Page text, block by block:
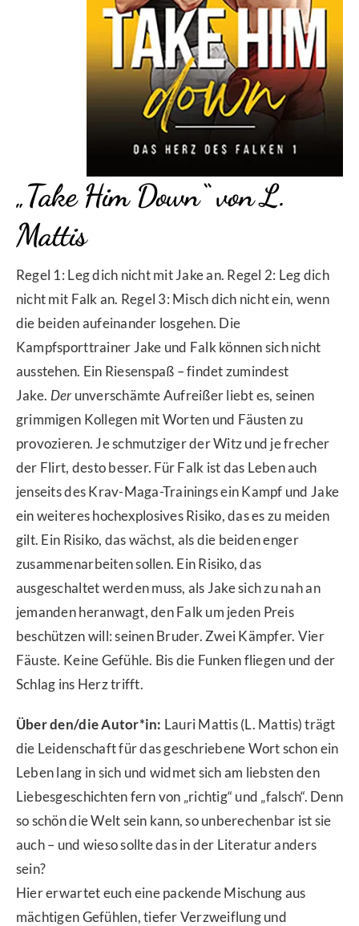
„Take Him Down“ von L.
Mattis
Regel 1: Leg dich nicht mit Jake an. Regel 2: Leg dich
nicht mit Falk an. Regel 3: Misch dich nicht ein, wenn
die beiden aufeinander losgehen. Die
Kampfsporttrainer Jake und Falk können sich nicht
ausstehen. Ein Riesenspaß – findet zumindest
Jake. Der unverschämte Aufreißer liebt es, seinen
grimmigen Kollegen mit Worten und Fäusten zu
provozieren. Je schmutziger der Witz und je frecher
der Flirt, desto besser. Für Falk ist das Leben auch
jenseits des Krav-Maga-Trainings ein Kampf und Jake
ein weiteres hochexplosives Risiko, das es zu meiden
gilt. Ein Risiko, das wächst, als die beiden enger
zusammenarbeiten sollen. Ein Risiko, das
ausgeschaltet werden muss, als Jake sich zu nah an
jemanden heranwagt, den Falk um jeden Preis
beschützen will: seinen Bruder. Zwei Kämpfer. Vier
Fäuste. Keine Gefühle. Bis die Funken fliegen und der
Schlag ins Herz trifft.
Über den/die Autor*in: Lauri Mattis (L. Mattis) trägt
die Leidenschaft für das geschriebene Wort schon ein
Leben lang in sich und widmet sich am liebsten den
Liebesgeschichten fern von „richtig“ und „falsch“. Denn
so schön die Welt sein kann, so unberechenbar ist sie
auch – und wieso sollte das in der Literatur anders
sein?
Hier erwartet euch eine packende Mischung aus
mächtigen Gefühlen, tiefer Verzweiflung und